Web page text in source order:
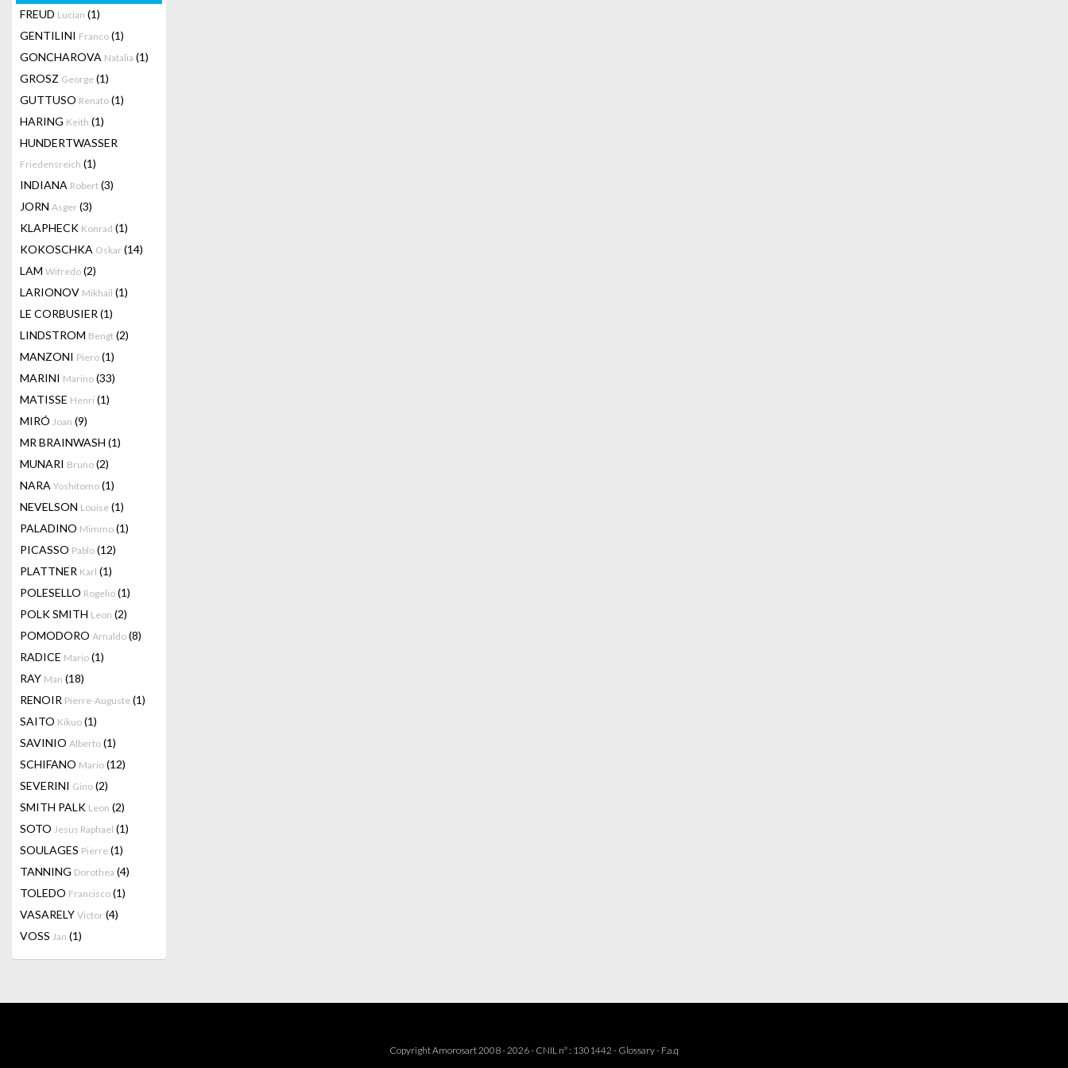
FREUD Lucian (1)
GENTILINI Franco (1)
GONCHAROVA Natalia (1)
GROSZ George (1)
GUTTUSO Renato (1)
HARING Keith (1)
HUNDERTWASSER
Friedensreich (1)
INDIANA Robert (3)
JORN Asger (3)
KLAPHECK Konrad (1)
KOKOSCHKA Oskar (14)
LAM Wifredo (2)
LARIONOV Mikhail (1)
LE CORBUSIER (1)
LINDSTROM Bengt (2)
MANZONI Piero (1)
MARINI Marino (33)
MATISSE Henri (1)
MIRÓ Joan (9)
MR BRAINWASH (1)
MUNARI Bruno (2)
NARA Yoshitomo (1)
NEVELSON Louise (1)
PALADINO Mimmo (1)
PICASSO Pablo (12)
PLATTNER Karl (1)
POLESELLO Rogelio (1)
POLK SMITH Leon (2)
POMODORO Arnaldo (8)
RADICE Mario (1)
RAY Man (18)
RENOIR Pierre-Auguste (1)
SAITO Kikuo (1)
SAVINIO Alberto (1)
SCHIFANO Mario (12)
SEVERINI Gino (2)
SMITH PALK Leon (2)
SOTO Jesus Raphael (1)
SOULAGES Pierre (1)
TANNING Dorothea (4)
TOLEDO Francisco (1)
VASARELY Victor (4)
VOSS Jan (1)
Copyright Amorosart 2008 - 2026 - CNIL n° : 1301442 - Glossary- F.a.q